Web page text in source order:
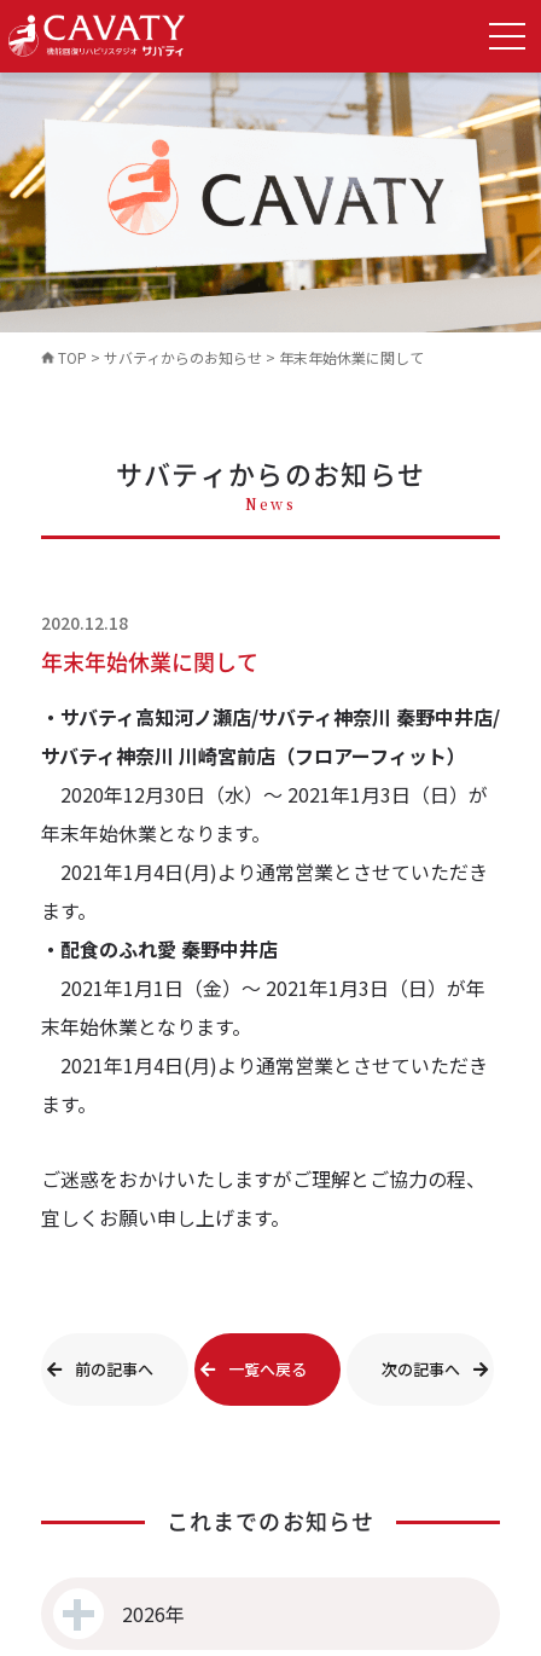
TOP > サバティからのお知らせ> 年末年始休業に関して
サバティからのお知らせ
News
2020.12.18
年末年始休業に関して
・サバティ高知河ノ瀬店/サバティ神奈川 秦野中井店/
サバティ神奈川 川崎宮前店（フロアーフィット）
2020年12月30日（水）～ 2021年1月3日（日）が
年末年始休業となります。
2021年1月4日(月)より通常営業とさせていただき
ます。
・配食のふれ愛 秦野中井店
2021年1月1日（金）～ 2021年1月3日（日）が年
末年始休業となります。
2021年1月4日(月)より通常営業とさせていただき
ます。
ご迷惑をおかけいたしますがご理解とご協力の程、
宜しくお願い申し上げます。
前の記事へ 一覧へ戻る 次の記事へ
これまでのお知らせ
2026年